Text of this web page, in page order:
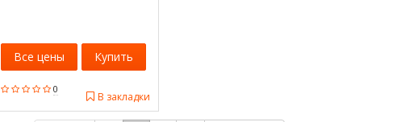
0
В закладки
Все цены Купить